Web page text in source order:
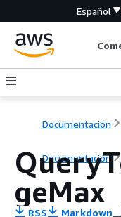
Español
Documentación
Documentación
geMax
RSS Markdown